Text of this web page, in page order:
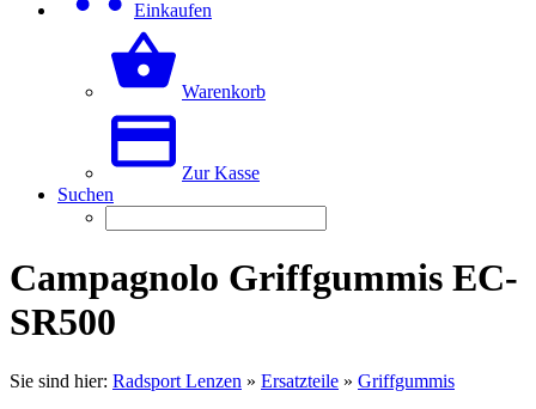
Einkaufen
Warenkorb
Zur Kasse
Suchen
Campagnolo Griffgummis EC-
SR500
Sie sind hier: Radsport Lenzen » Ersatzteile » Griffgummis